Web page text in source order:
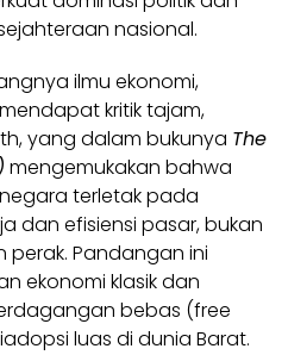
nasional.
ilmu ekonomi,
kritik tajam,
yang dalam bukunya The
mengemukakan bahwa
terletak pada
dan efisiensi pasar, bukan
perak. Pandangan ini
ekonomi klasik dan
bebas (free
luas di dunia Barat.